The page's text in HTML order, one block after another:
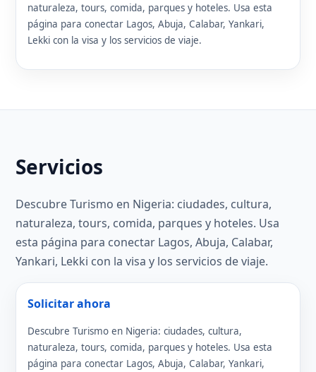
naturaleza, tours, comida, parques y hoteles. Usa esta
página para conectar Lagos, Abuja, Calabar, Yankari,
Lekki con la visa y los servicios de viaje.
Servicios
Descubre Turismo en Nigeria: ciudades, cultura,
naturaleza, tours, comida, parques y hoteles. Usa
esta página para conectar Lagos, Abuja, Calabar,
Yankari, Lekki con la visa y los servicios de viaje.
Solicitar ahora
Descubre Turismo en Nigeria: ciudades, cultura,
naturaleza, tours, comida, parques y hoteles. Usa esta
página para conectar Lagos, Abuja, Calabar, Yankari,